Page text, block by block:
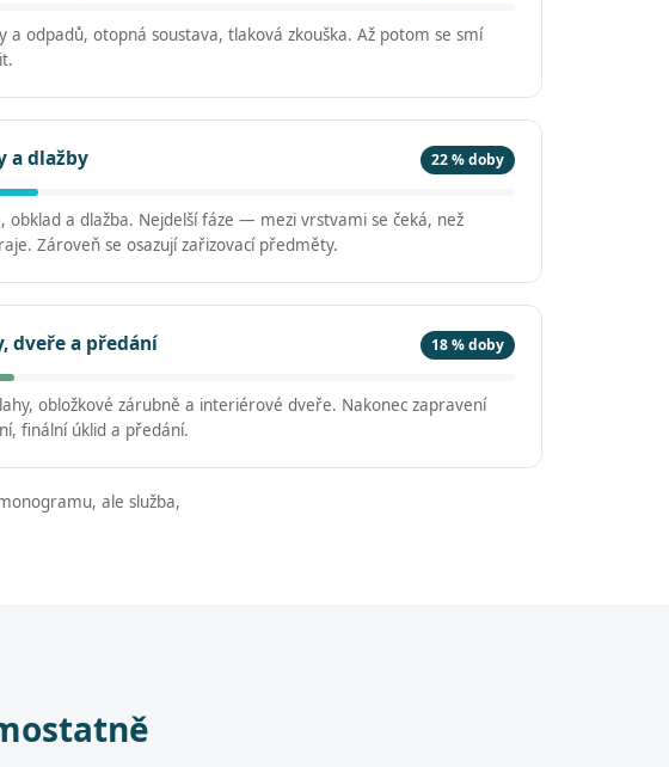
a odpadů, otopná soustava, tlaková zkouška. Až potom se smí
a dlažby 22 % doby
obklad a dlažba. Nejdelší fáze — mezi vrstvami se čeká, než
Zároveň se osazují zařizovací předměty.
dveře a předání 18 % doby
obložkové zárubně a interiérové dveře. Nakonec zapravení
finální úklid a předání.
ale služba,